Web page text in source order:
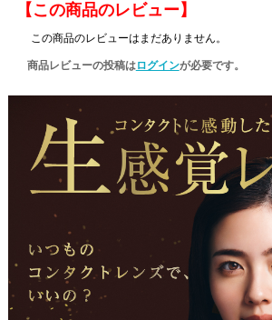
【この商品のレビュー】
この商品のレビューはまだありません。
商品レビューの投稿はログインが必要です。